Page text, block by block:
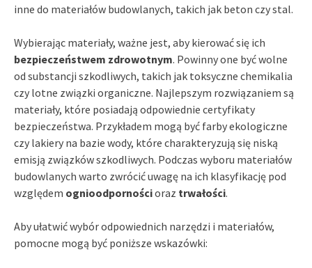
inne do materiałów budowlanych, takich jak beton czy stal.
Wybierając materiały, ważne jest, aby kierować się ich
bezpieczeństwem zdrowotnym. Powinny one być wolne
od substancji szkodliwych, takich jak toksyczne chemikalia
czy lotne związki organiczne. Najlepszym rozwiązaniem są
materiały, które posiadają odpowiednie certyfikaty
bezpieczeństwa. Przykładem mogą być farby ekologiczne
czy lakiery na bazie wody, które charakteryzują się niską
emisją związków szkodliwych. Podczas wyboru materiałów
budowlanych warto zwrócić uwagę na ich klasyfikację pod
względem ognioodpornościoraz trwałości.
Aby ułatwić wybór odpowiednich narzędzi i materiałów,
pomocne mogą być poniższe wskazówki: